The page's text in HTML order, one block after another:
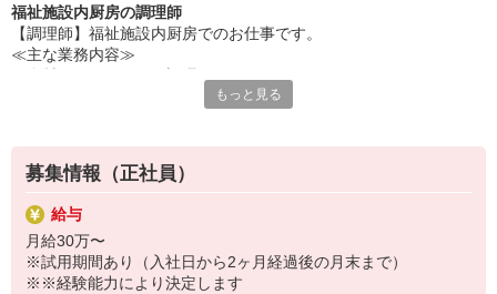
■スキルアップへのサポートも万全！
■働きながら“食”の知識を深めましょう！
大阪を拠点に、全国の学校・病院・福祉施設・企業向け産業給食
境です♪
◆迷っているアナタ、まずはお気軽にご応募を！◆
福祉施設内厨房の調理師
【調理師】福祉施設内厨房でのお仕事です。
≪主な業務内容≫
調理業務全般をお任せします。
もっと見る
募集情報（正社員）
給与
月給30万〜
※試用期間あり（入社日から2ヶ月経過後の月末まで）
※※経験能力により決定します